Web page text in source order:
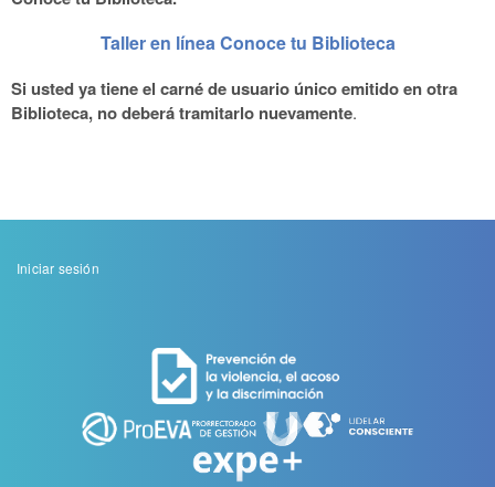
Taller en línea Conoce tu Biblioteca
Si usted ya tiene el carné de usuario único emitido en otra
Biblioteca, no deberá tramitarlo nuevamente.
Menu
Iniciar sesión